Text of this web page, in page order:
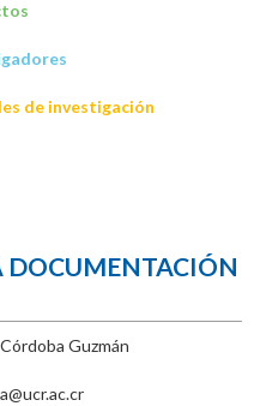
de investigación
DOCUMENTACIÓN
Guzmán